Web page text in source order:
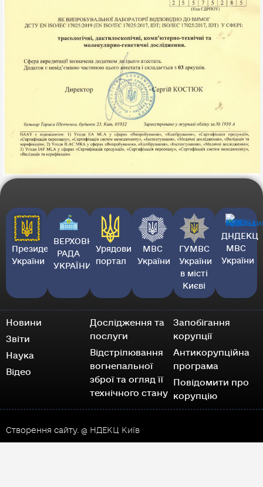
Президент
України
ВЕРХОВНА
РАДА
УКРАЇНИ
Урядовий
портал
МВС
України
ГУМВС
України
в місті
Києві
ДНДЕКЦ
МВС
України
Новини
Звіти
Наука
Відео
Дослідження та
послуги
Відстрілювання
вогнепальної
зброї та огляд її
технічного стану
Запобігання
корупції
Антикорупційна
програма
Повідомити про
корупцію
Створення сайту. @ НДЕКЦ Київ